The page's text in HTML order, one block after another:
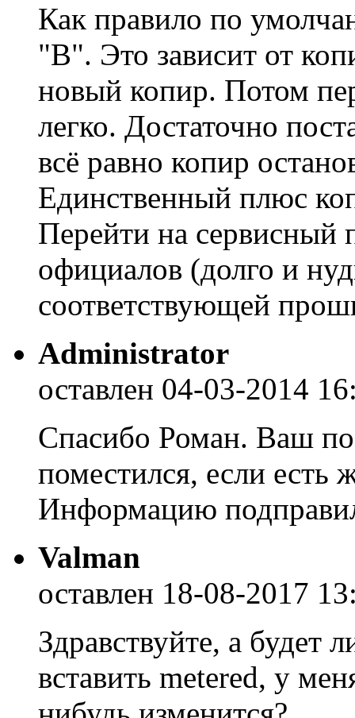
Как правило по
"В". Это зависит от
новый копир. Потом
легко. Достаточно
всё равно копир
Единственный плюс
Перейти на
официалов (долго и
соответствующей
Administrator
оставлен 04-03-2014
Спасибо Роман. Ваш
поместился, если есть
Информацию
Valman
оставлен 18-08-2017
Здравствуйте, а будет
вставить metered, у